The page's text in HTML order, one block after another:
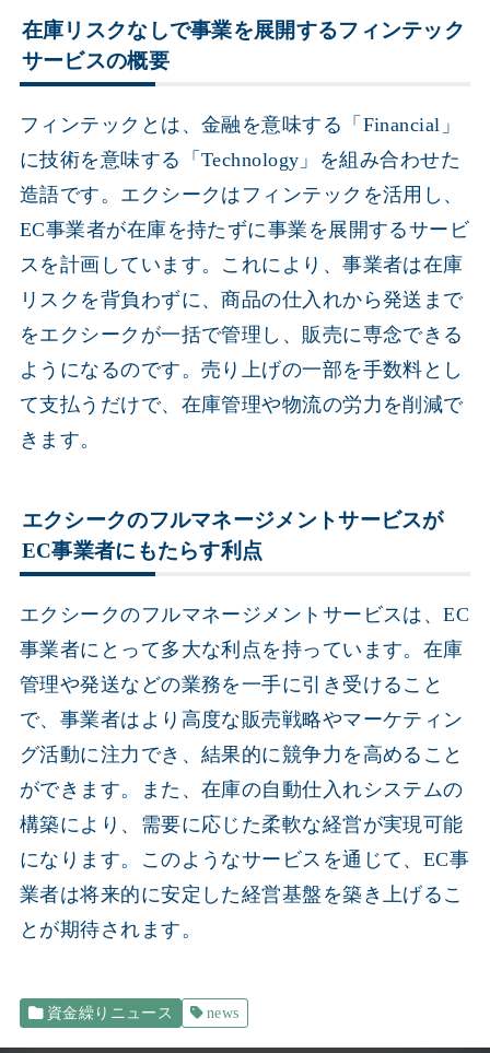
在庫リスクなしで事業を展開するフィンテック
サービスの概要
フィンテックとは、金融を意味する「Financial」
に技術を意味する「Technology」を組み合わせた
造語です。エクシークはフィンテックを活用し、
EC事業者が在庫を持たずに事業を展開するサービ
スを計画しています。これにより、事業者は在庫
リスクを背負わずに、商品の仕入れから発送まで
をエクシークが一括で管理し、販売に専念できる
ようになるのです。売り上げの一部を手数料とし
て支払うだけで、在庫管理や物流の労力を削減で
きます。
エクシークのフルマネージメントサービスが
EC事業者にもたらす利点
エクシークのフルマネージメントサービスは、EC
事業者にとって多大な利点を持っています。在庫
管理や発送などの業務を一手に引き受けること
で、事業者はより高度な販売戦略やマーケティン
グ活動に注力でき、結果的に競争力を高めること
ができます。また、在庫の自動仕入れシステムの
構築により、需要に応じた柔軟な経営が実現可能
になります。このようなサービスを通じて、EC事
業者は将来的に安定した経営基盤を築き上げるこ
とが期待されます。
資金繰りニュース news